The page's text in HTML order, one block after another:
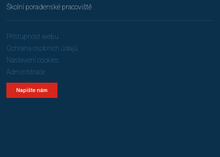
Školní poradenské pracoviště
Přístupnost webu
Ochrana osobních údajů
Nastavení cookies
Administrace
Napište nám